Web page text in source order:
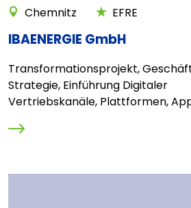
Chemnitz EFRE
IBAENERGIE GmbH
Transformationsprojekt,
Strategie, Einführung Digitaler
Vertriebskanäle, Plattformen,